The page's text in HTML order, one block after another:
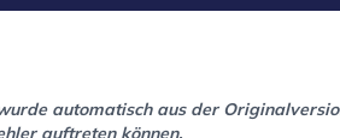
automatisch aus der
auftreten können.